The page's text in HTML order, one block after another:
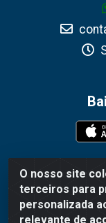
O nosso site
terceiros para
personalizada
relevante de
WR Embalagens
Grogotó -